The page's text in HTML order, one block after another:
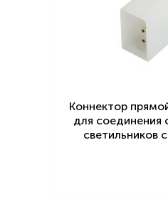
Коннектор
для соединения
светильников